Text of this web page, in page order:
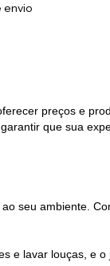
envio
preços e
que sua
seu ambiente.
e lavar louças, e o